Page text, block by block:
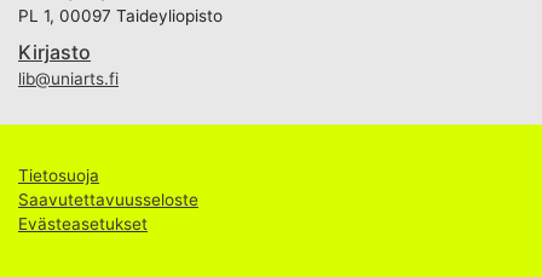
PL 1, 00097 Taideyliopisto
Kirjasto
lib@uniarts.fi
Tietosuoja
Saavutettavuusseloste
Evästeasetukset